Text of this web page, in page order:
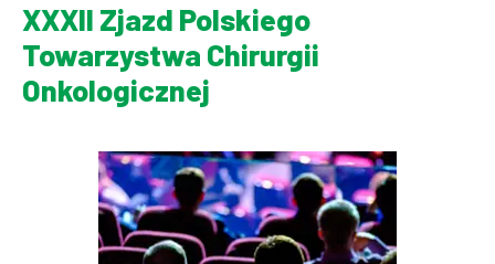
XXXII Zjazd Polskiego
Towarzystwa Chirurgii
Onkologicznej